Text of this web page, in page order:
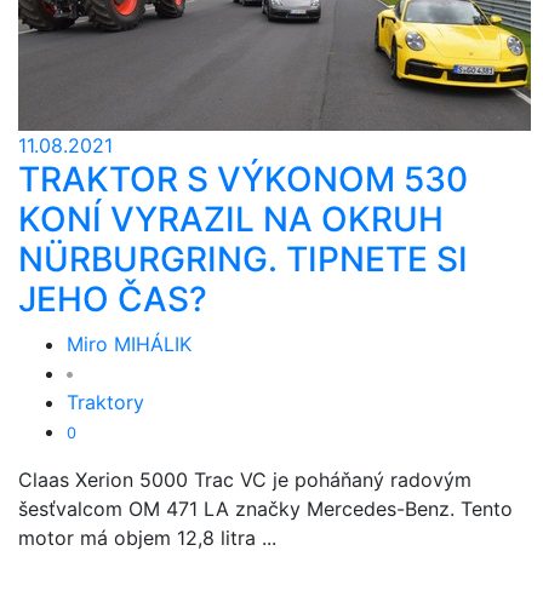
11.08.2021
TRAKTOR S VÝKONOM 530
KONÍ VYRAZIL NA OKRUH
NÜRBURGRING. TIPNETE SI
JEHO ČAS?
Miro MIHÁLIK
Traktory
0
Claas Xerion 5000 Trac VC je poháňaný radovým
šesťvalcom OM 471 LA značky Mercedes-Benz. Tento
motor má objem 12,8 litra ...